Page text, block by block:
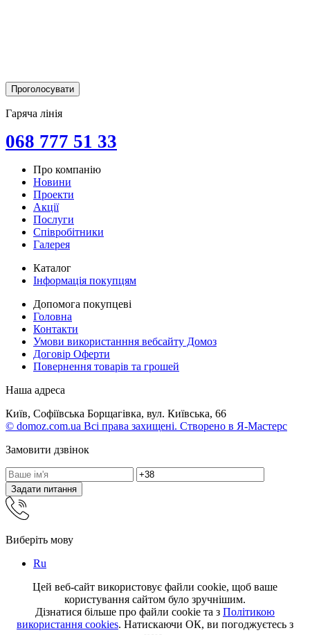
Гаряча лінія
068 777 51 33
Про компанію
Новини
Проекти
Акції
Послуги
Співробітники
Галерея
Каталог
Інформація покупцям
Допомога покупцеві
Головна
Контакти
Умови використанння вебсайту Домоз
Договір Оферти
Повернення товарів та грошей
Наша адреса
Київ, Софіївська Борщагівка, вул. Київська, 66
© domoz.com.ua Всі права захищені. Створено в Я-Мастерс
Замовити дзвінок
Задати питання
Виберіть мову
Ru
Цей веб-сайт використовує файли cookie, щоб ваше
користування сайтом було зручнішим.
Дізнатися більше про файли cookie та з Політикою
використання cookies. Натискаючи ОК, ви погоджуєтесь з